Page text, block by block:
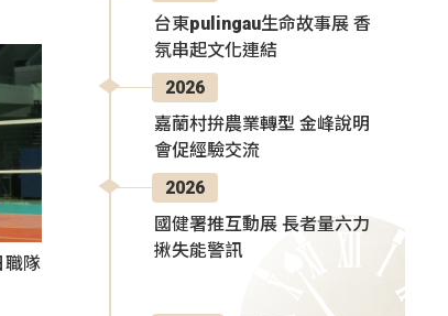
職隊
台東pulingau生命故事展 香
氛串起文化連結
2026
嘉蘭村拚農業轉型 金峰說明
會促經驗交流
2026
國健署推互動展 長者量六力
揪失能警訊